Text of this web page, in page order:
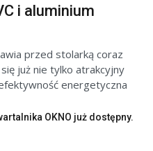
i aluminium
przed stolarką coraz
już nie tylko atrakcyjny
energetyczna
OKNO już dostępny.